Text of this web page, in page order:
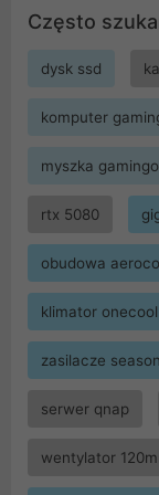
Często
dysk ssd
komputer
myszka
rtx 5080
obudowa
klimator onecool
zasilacze
serwer qnap
wentylator